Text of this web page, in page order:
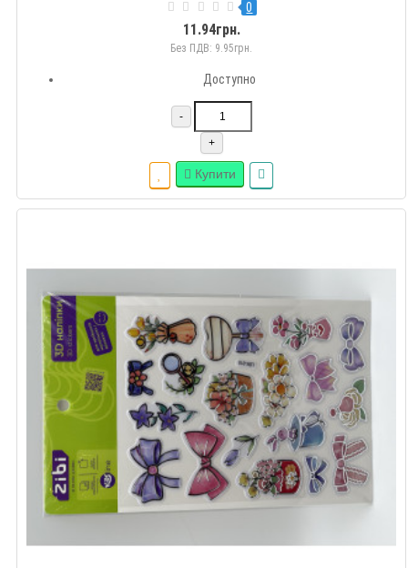
Оздоблюйте гаджети, зошити, блокноти, щоденники, пенали,
0
11.94грн.
Без ПДВ: 9.95грн.
Доступно
-
+
Купити